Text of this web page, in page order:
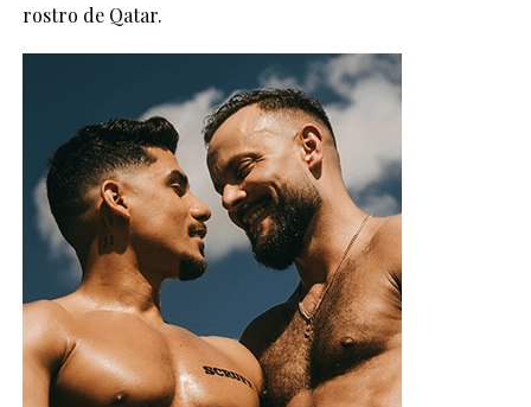
rostro de Qatar.